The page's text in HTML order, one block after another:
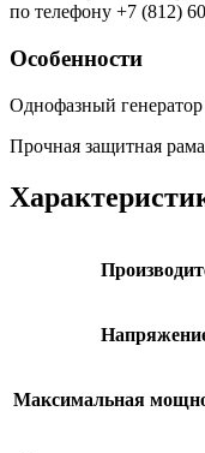
по телефону +7 (812)
Особенности
Однофазный
Прочная защитная рама
Максимальная